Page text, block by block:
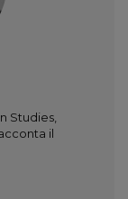
Studies,
il